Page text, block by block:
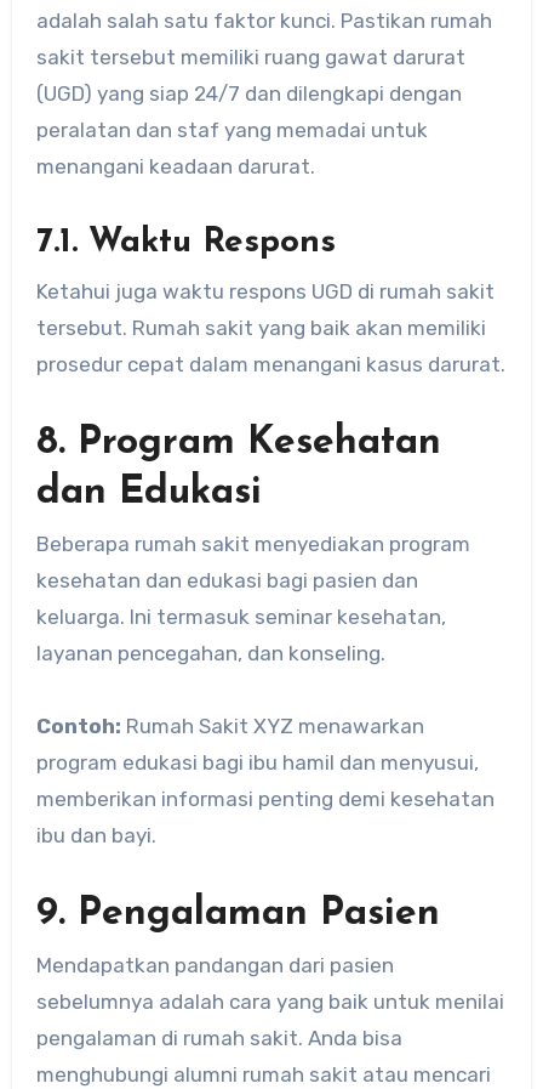
adalah salah satu faktor kunci. Pastikan rumah
sakit tersebut memiliki ruang gawat darurat
(UGD) yang siap 24/7 dan dilengkapi dengan
peralatan dan staf yang memadai untuk
menangani keadaan darurat.
7.1. Waktu Respons
Ketahui juga waktu respons UGD di rumah sakit
tersebut. Rumah sakit yang baik akan memiliki
prosedur cepat dalam menangani kasus darurat.
8. Program Kesehatan
dan Edukasi
Beberapa rumah sakit menyediakan program
kesehatan dan edukasi bagi pasien dan
keluarga. Ini termasuk seminar kesehatan,
layanan pencegahan, dan konseling.
Contoh: Rumah Sakit XYZ menawarkan
program edukasi bagi ibu hamil dan menyusui,
memberikan informasi penting demi kesehatan
ibu dan bayi.
9. Pengalaman Pasien
Mendapatkan pandangan dari pasien
sebelumnya adalah cara yang baik untuk menilai
pengalaman di rumah sakit. Anda bisa
menghubungi alumni rumah sakit atau mencari